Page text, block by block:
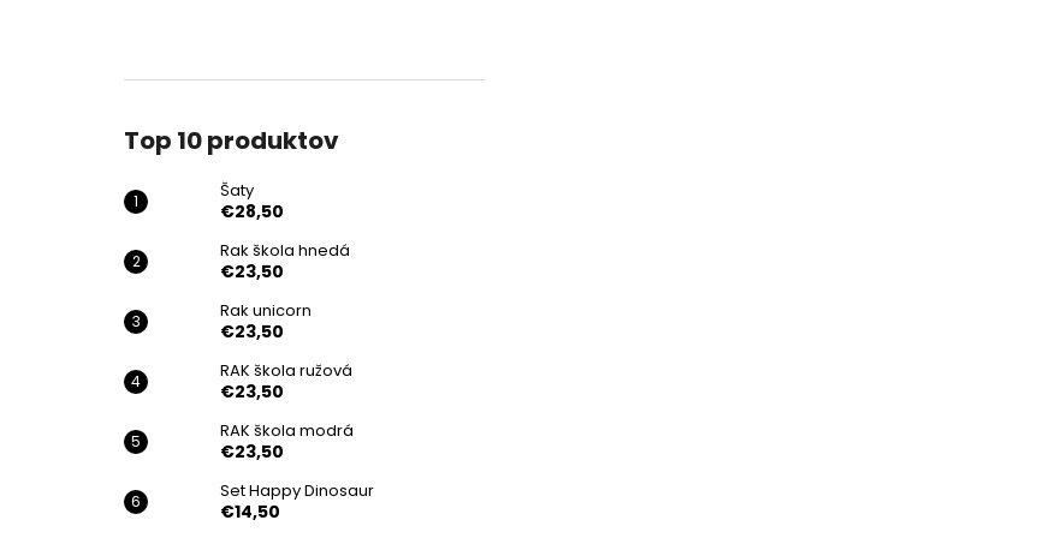
Top 10 produktov
Šaty
€28,50
Rak škola hnedá
€23,50
Rak unicorn
€23,50
RAK škola ružová
€23,50
RAK škola modrá
€23,50
Set Happy Dinosaur
€14,50